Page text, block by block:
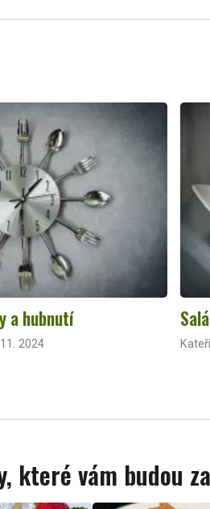
a hubnutí
2024
které vám budou